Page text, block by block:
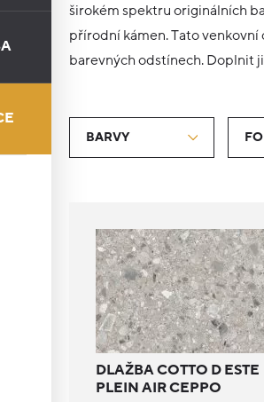
širokém spektru originálních
přírodní kámen. Tato
barevných odstínech. Doplnit
BARVY
DLAŽBA COTTO D ESTE
PLEIN AIR CEPPO